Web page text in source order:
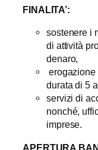
FINALITA’:
sostenere i
di attività
denaro,
erogazione
durata di 5
servizi di
nonché,
imprese.
APERTURA